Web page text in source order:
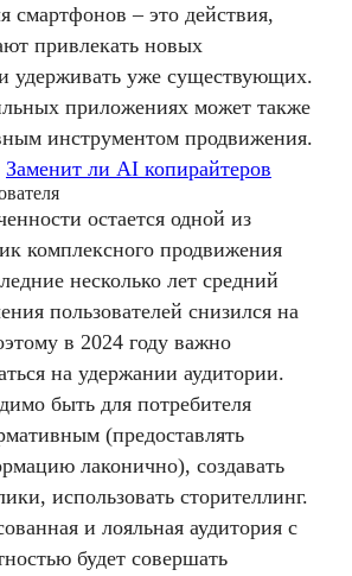
смартфонов – это действия,
привлекать новых
удерживать уже существующих.
приложениях может также
инструментом продвижения.
Заменит ли AI копирайтеров
остается одной из
комплексного продвижения
несколько лет средний
пользователей снизился на
в 2024 году важно
на удержании аудитории.
быть для потребителя
(предоставлять
лаконично), создавать
использовать сторителлинг.
и лояльная аудитория с
будет совершать